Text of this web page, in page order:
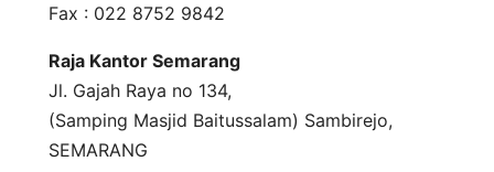
Fax : 022 8752 9842
Raja Kantor Semarang
Jl. Gajah Raya no 134,
(Samping Masjid Baitussalam) Sambirejo,
SEMARANG